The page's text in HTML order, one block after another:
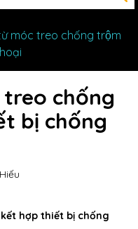
móc treo chống trộm
chống
bị chống
hợp thiết bị chống